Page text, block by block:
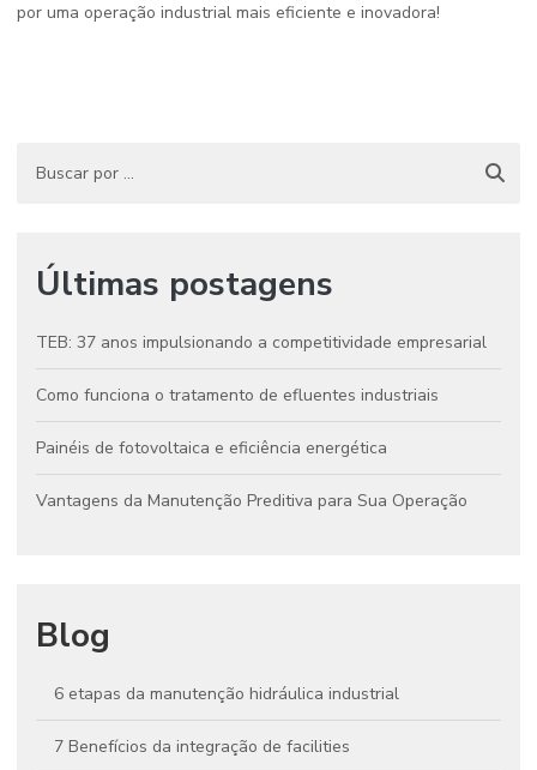
por uma operação industrial mais eficiente e inovadora!
Últimas postagens
TEB: 37 anos impulsionando a competitividade empresarial
Como funciona o tratamento de efluentes industriais
Painéis de fotovoltaica e eficiência energética
Vantagens da Manutenção Preditiva para Sua Operação
Blog
6 etapas da manutenção hidráulica industrial
7 Benefícios da integração de facilities